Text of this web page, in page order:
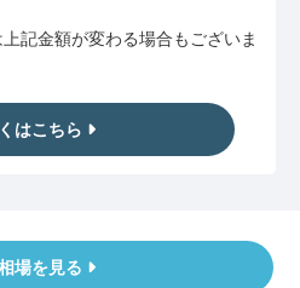
記金額が変わる場合もございま
はこちら
場を見る